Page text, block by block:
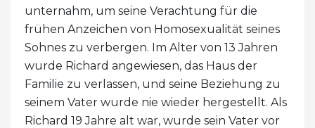
unternahm, um seine Verachtung für die
frühen Anzeichen von Homosexualität seines
Sohnes zu verbergen. Im Alter von 13 Jahren
wurde Richard angewiesen, das Haus der
Familie zu verlassen, und seine Beziehung zu
seinem Vater wurde nie wieder hergestellt. Als
Richard 19 Jahre alt war, wurde sein Vater vor